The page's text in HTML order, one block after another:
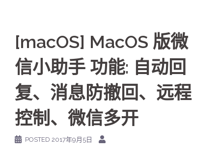
[macOS] MacOS 版微
信小助手 功能: 自动回
复、消息防撤回、远程
控制、微信多开
POSTED 2017年9月5日